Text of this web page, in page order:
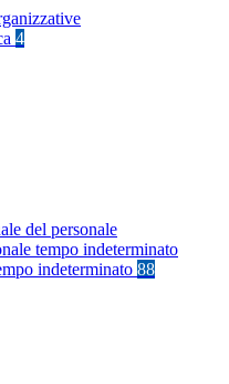
4
del personale
tempo indeterminato
indeterminato 88